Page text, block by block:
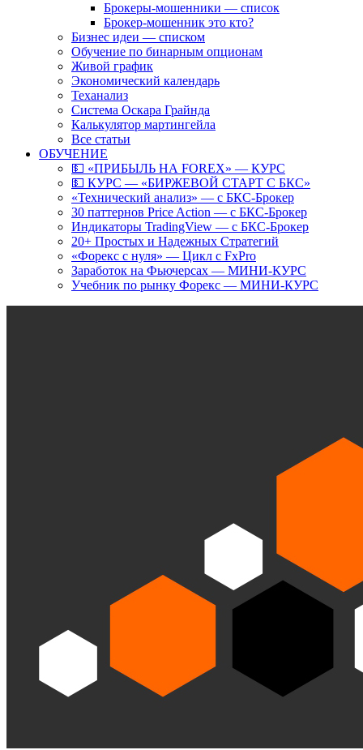
Брокеры-мошенники — список
Брокер-мошенник это кто?
Бизнес идеи — списком
Обучение по бинарным опционам
Живой график
Экономический календарь
Теханализ
Система Оскара Грайнда
Калькулятор мартингейла
Все статьи
ОБУЧЕНИЕ
💵 «ПРИБЫЛЬ НА FOREX» — КУРС
💵 КУРС — «БИРЖЕВОЙ СТАРТ С БКС»
«Технический анализ» — с БКС-Брокер
30 паттернов Price Action — с БКС-Брокер
Индикаторы TradingView — с БКС-Брокер
20+ Простых и Надежных Стратегий
«Форекс с нуля» — Цикл с FxPro
Заработок на Фьючерсах — МИНИ-КУРС
Учебник по рынку Форекс — МИНИ-КУРС